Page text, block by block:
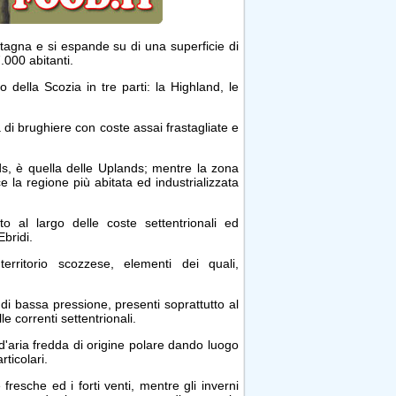
e si espande su di una superficie di
abitanti.
della Scozia in tre parti: la Highland, le
brughiere con coste assai frastagliate e
è quella delle Uplands; mentre la zona
la regione più abitata ed industrializzata
al largo delle coste settentrionali ed
scozzese, elementi dei quali,
bassa pressione, presenti soprattutto al
correnti settentrionali.
fredda di origine polare dando luogo
ed i forti venti, mentre gli inverni